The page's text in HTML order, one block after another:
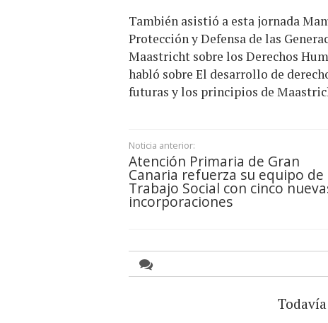
También asistió a esta jornada
Protección y Defensa de las
Maastricht sobre los Derechos
habló sobre El desarrollo de
futuras y los principios de
Noticia anterior:
Atención Primaria de Gran
Canaria refuerza su equipo de
Trabajo Social con cinco
incorporaciones